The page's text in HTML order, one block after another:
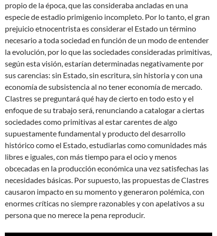
propio de la época, que las consideraba ancladas en una
especie de estadio primigenio incompleto. Por lo tanto, el gran
prejuicio etnocentrista es considerar el Estado un término
necesario a toda sociedad en función de un modo de entender
la evolución, por lo que las sociedades consideradas primitivas,
según esta visión, estarían determinadas negativamente por
sus carencias: sin Estado, sin escritura, sin historia y con una
economía de subsistencia al no tener economía de mercado.
Clastres se preguntará qué hay de cierto en todo esto y el
enfoque de su trabajo será, renunciando a catalogar a ciertas
sociedades como primitivas al estar carentes de algo
supuestamente fundamental y producto del desarrollo
histórico como el Estado, estudiarlas como comunidades más
libres e iguales, con más tiempo para el ocio y menos
obcecadas en la producción económica una vez satisfechas las
necesidades básicas. Por supuesto, las propuestas de Clastres
causaron impacto en su momento y generaron polémica, con
enormes críticas no siempre razonables y con apelativos a su
persona que no merece la pena reproducir.